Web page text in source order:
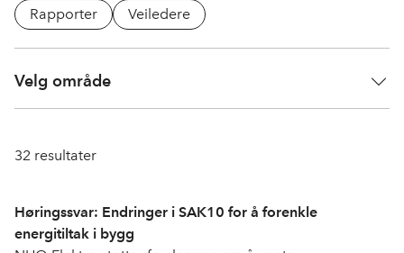
Rapporter
Veiledere
Velg område
32 resultater
Høringssvar: Endringer i SAK10 for å forenkle
energitiltak i bygg